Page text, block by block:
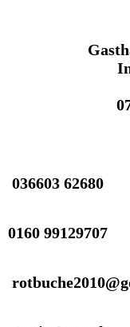
036603 62680
0160 99129707
E-